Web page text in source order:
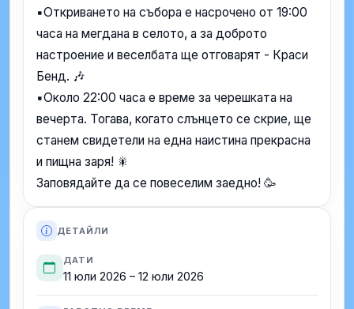
▪️Откриването на събора е насрочено от 19:00
часа на мегдана в селото, а за доброто
настроение и веселбата ще отговарят - Краси
Бенд. 🎶
▪️Около 22:00 часа е време за черешката на
вечерта. Тогава, когато слънцето се скрие, ще
станем свидетели на една наистина прекрасна
и пищна заря! 🎇
Заповядайте да се повеселим заедно! 🥳
ДЕТАЙЛИ
ДАТИ
11 юли 2026 – 12 юли 2026